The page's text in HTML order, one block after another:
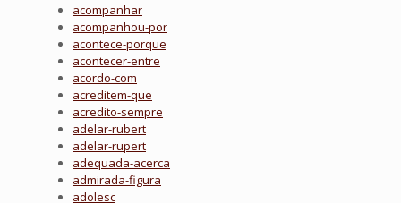
acompanhar
acompanhou-por
acontece-porque
acontecer-entre
acordo-com
acreditem-que
acredito-sempre
adelar-rubert
adelar-rupert
adequada-acerca
admirada-figura
adolesc